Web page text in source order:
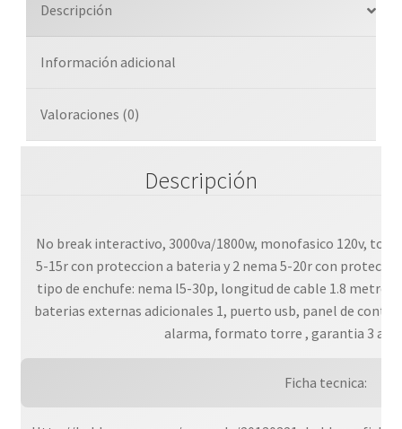
Descripción
Información adicional
Valoraciones (0)
Descripción
No break interactivo, 3000va/1800w, monofasico 120v,
5-15r con proteccion a bateria y 2 nema 5-20r con
tipo de enchufe: nema l5-30p, longitud de cable 1.8
baterias externas adicionales 1, puerto usb, panel de
alarma, formato torre , garantia 3
Ficha tecnica: